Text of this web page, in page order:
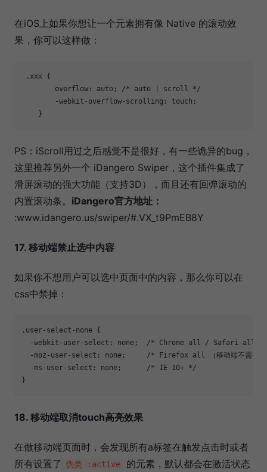
在iOS上如果你想让一个元素拥有像 Native 的滚动效
果，你可以这样做：
.xxx {
        overflow: auto; /* auto | scroll */
        -webkit-overflow-scrolling: touch;
    }
PS：iScroll用过之后感觉不是很好，有一些诡异的bug，
这里推荐另外一个 iDangero Swiper，这个插件集成了
滑屏滚动的强大功能（支持3D），而且还有回弹滚动的
内置滚动条。 iDangero官方地址：
:www.idangero.us/swiper/#.VX_t9PmEB8Y
17. 移动端禁止选中内容
如果你不想用户可以选中页面中的内容，那么你可以在
css中禁掉：
.user-select-none {
  -webkit-user-select: none;  /* Chrome all / Safari all */
-moz-user-select: none;     /* Firefox all （移动端不需要
  -ms-user-select: none;      /* IE 10+ */
}
18. 移动端取消touch高亮效果
在做移动端页面时，会发现所有a标签在触发点击时或者
所有设置了 伪类 :active
的元素，默认都会在激活状态